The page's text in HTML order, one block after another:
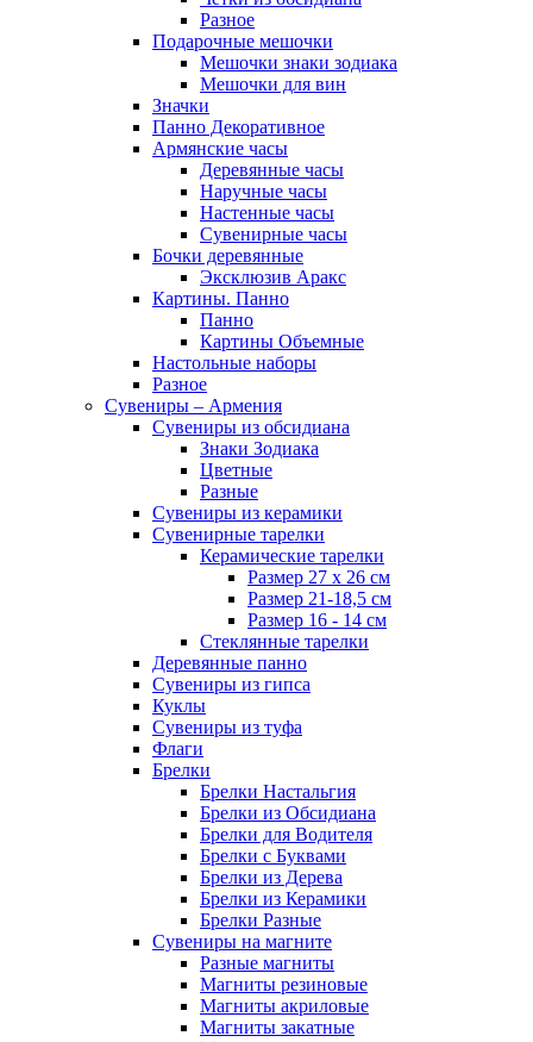
Разное
Подарочные мешочки
Мешочки знаки зодиака
Мешочки для вин
Значки
Панно Декоративное
Армянские часы
Деревянные часы
Наручные часы
Настенные часы
Сувенирные часы
Бочки деревянные
Эксклюзив Аракс
Картины. Панно
Панно
Картины Объемные
Настольные наборы
Разное
Сувениры – Армения
Сувениры из обсидиана
Знаки Зодиака
Цветные
Разные
Сувениры из керамики
Сувенирные тарелки
Керамические тарелки
Размер 27 х 26 см
Размер 21-18,5 см
Размер 16 - 14 см
Стеклянные тарелки
Деревянные панно
Сувениры из гипса
Куклы
Сувениры из туфа
Флаги
Брелки
Брелки Настальгия
Брелки из Обсидиана
Брелки для Водителя
Брелки с Буквами
Брелки из Дерева
Брелки из Керамики
Брелки Разные
Сувениры на магните
Разные магниты
Магниты резиновые
Магниты акриловые
Магниты закатные